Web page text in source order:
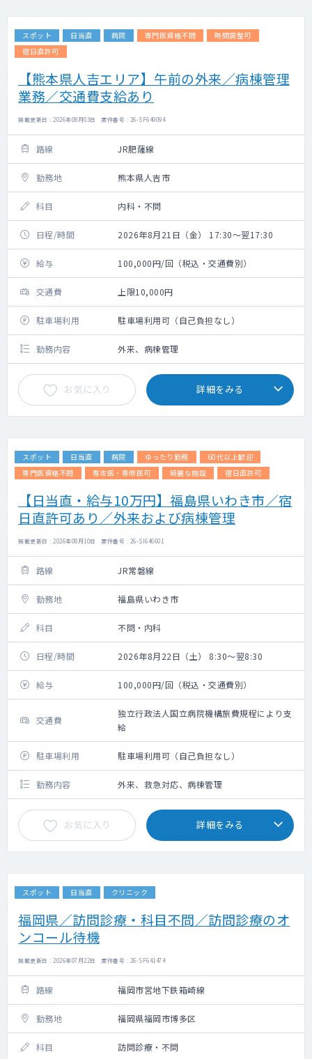
スポット 日当直 病院 専門医資格不問
時間調整可
宿日直許可
【熊本県人吉エリア】午前の外来／病棟管理
業務／交通費支給あり
掲載更新日 : 2026年08月03日 案件番号 : 26-SF649094
路線 JR肥薩線
勤務地 熊本県人吉市
科目 内科・不問
日程/時間 2026年8月21日（金） 17:30～翌17:30
給与 100,000円/回（税込・交通費別）
交通費 上限10,000円
駐車場利用 駐車場利用可（自己負担なし）
勤務内容 外来、病棟管理
お気に入り 詳細をみる
スポット 日当直 病院 ゆったり勤務
60代以上歓迎
専門医資格不問
専攻医・専修医可 綺麗な施設 宿日直許可
【日当直・給与10万円】福島県いわき市／宿
日直許可あり／外来および病棟管理
掲載更新日 : 2026年08月10日 案件番号 : 26-SI646601
路線 JR常磐線
勤務地 福島県いわき市
科目 不問・内科
日程/時間 2026年8月22日（土） 8:30～翌8:30
給与 100,000円/回（税込・交通費別）
交通費
独立行政法人国立病院機構旅費規程により支
給
駐車場利用 駐車場利用可（自己負担なし）
勤務内容 外来、救急対応、病棟管理
お気に入り 詳細をみる
スポット 日当直 クリニック
福岡県／訪問診療・科目不問／訪問診療のオ
ンコール待機
掲載更新日 : 2026年07月22日 案件番号 : 26-SF641474
路線 福岡市営地下鉄箱崎線
勤務地 福岡県福岡市博多区
科目 訪問診療・不問